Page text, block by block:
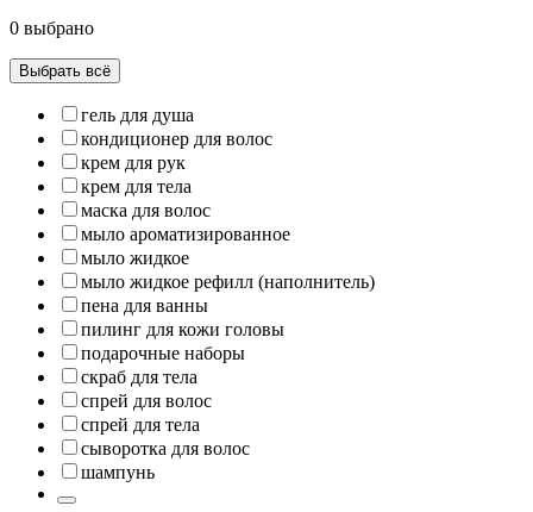
0 выбрано
Выбрать всё
гель для душа
кондиционер для волос
крем для рук
крем для тела
маска для волос
мыло ароматизированное
мыло жидкое
мыло жидкое рефилл (наполнитель)
пена для ванны
пилинг для кожи головы
подарочные наборы
скраб для тела
спрей для волос
спрей для тела
сыворотка для волос
шампунь